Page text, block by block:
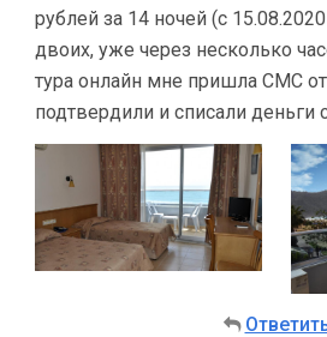
рублей за 14 ночей (с
двоих, уже через несколько
тура онлайн мне пришла СМС от
подтвердили и списали деньги